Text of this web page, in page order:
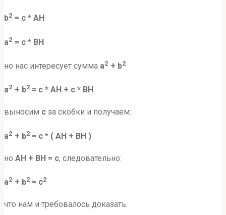
b2 = с * AH
a2 = с * BH
но нас интересует сумма a2 + b2
a2 + b2 = с * AH + с * BH
выносим с за скобки и получаем:
a2 + b2 = с * ( AH + BH )
но AH + BH = с, следовательно:
a2 + b2 = с2
что нам и требовалось доказать.